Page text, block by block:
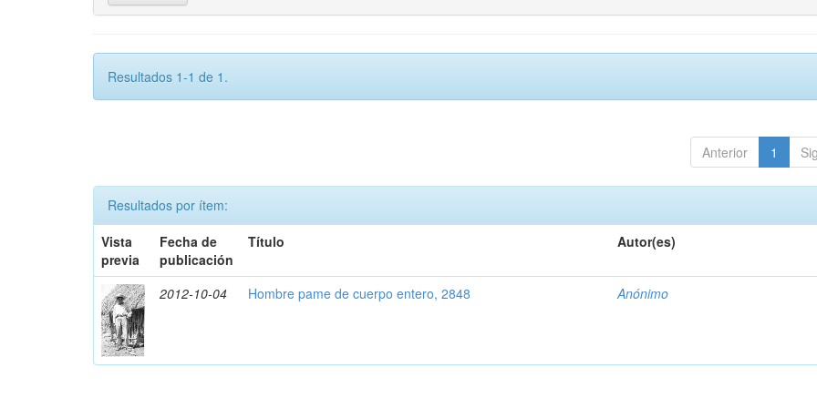
Resultados 1-1 de 1.
Anterior 1
Resultados por ítem:
Vista
previa
Fecha de
publicación
Título Autor(es)
2012-10-04 Hombre pame de cuerpo entero, 2848 Anónimo